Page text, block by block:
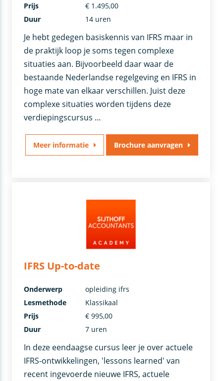
Je hebt gedegen basiskennis van IFRS maar in
de praktijk loop je soms tegen complexe
situaties aan. Bijvoorbeeld daar waar de
bestaande Nederlandse regelgeving en IFRS in
hoge mate van elkaar verschillen. Juist deze
complexe situaties worden tijdens deze
verdiepingscursus …
Prijs
€ 1.495,00
Duur
14 uren
Meer informatie Brochure aanvragen
IFRS Up-to-date
In deze eendaagse cursus leer je over actuele
IFRS-ontwikkelingen, 'lessons learned' van
recent ingevoerde nieuwe IFRS, actuele
Onderwerp
opleiding ifrs
Lesmethode
Klassikaal
Prijs
€ 995,00
Duur
7 uren